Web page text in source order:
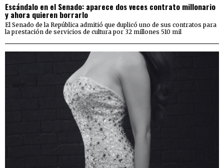
Escándalo en el Senado: aparece dos veces contrato millonario
y ahora quieren borrarlo
El Senado de la República admitió que duplicó uno de sus contratos para
la prestación de servicios de cultura por 32 millones 510 mil